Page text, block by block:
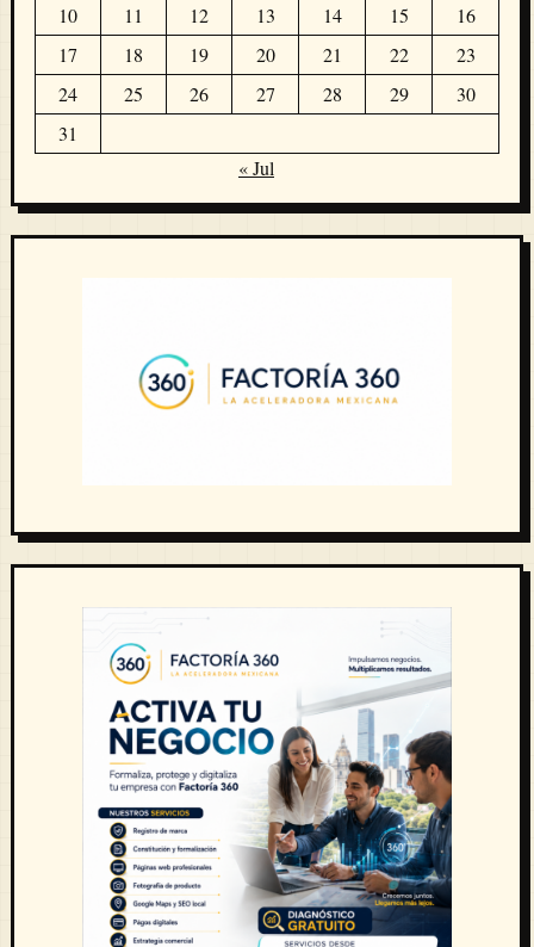
10
11 12 13 14 15
16
17
18 19 20 21 22
23
24
25 26 27 28 29
30
31
« Jul